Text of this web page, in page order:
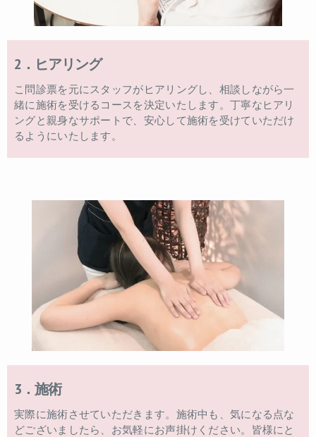
2．ヒアリング
こ問診票を元にスタッフがヒアリングし、相談しながら一
緒に施術を受けるコースを決定いたします。丁寧なヒアリ
ングと親身なサポートで、安心して施術を受けていただけ
るようにいたします。
3．施術
実際に施術させていただきます。施術中も、気になる点な
どございましたら、お気軽にお声掛けください。皆様にと